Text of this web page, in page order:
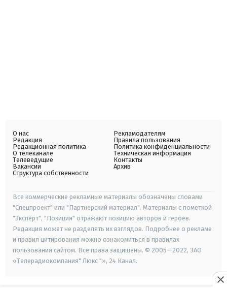
О нас
Редакция
Редакционная политика
О телеканале
Телеведущие
Вакансии
Структура собственности
Рекламодателям
Правила пользования
Политика конфиденциальности
Техническая информация
Контакты
Архив
Все коммерческие рекламные материалы обозначены словами
"Спецпроект" или "Партнерский материал". Материалы с пометкой
"Эксперт", "Позиция" отражают позицию авторов и героев.
Редакция может не разделять их взглядов. Подробнее о рекламе
и правил цитирования можно ознакомиться в правилах
пользования сайтом. Все права защищены. © 2005—2022, ЗАО
«Телерадиокомпания" Люкс "», 24 Канал.